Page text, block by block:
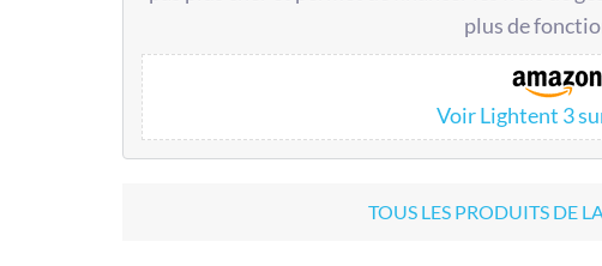
plus de
Voir Lightent 3
TOUS LES PRODUITS DE